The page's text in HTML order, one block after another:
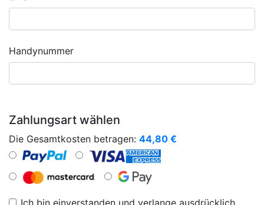
Handynummer
Zahlungsart wählen
Die Gesamtkosten betragen: 44,80 €
Ich bin einverstanden und verlange ausdrücklich,